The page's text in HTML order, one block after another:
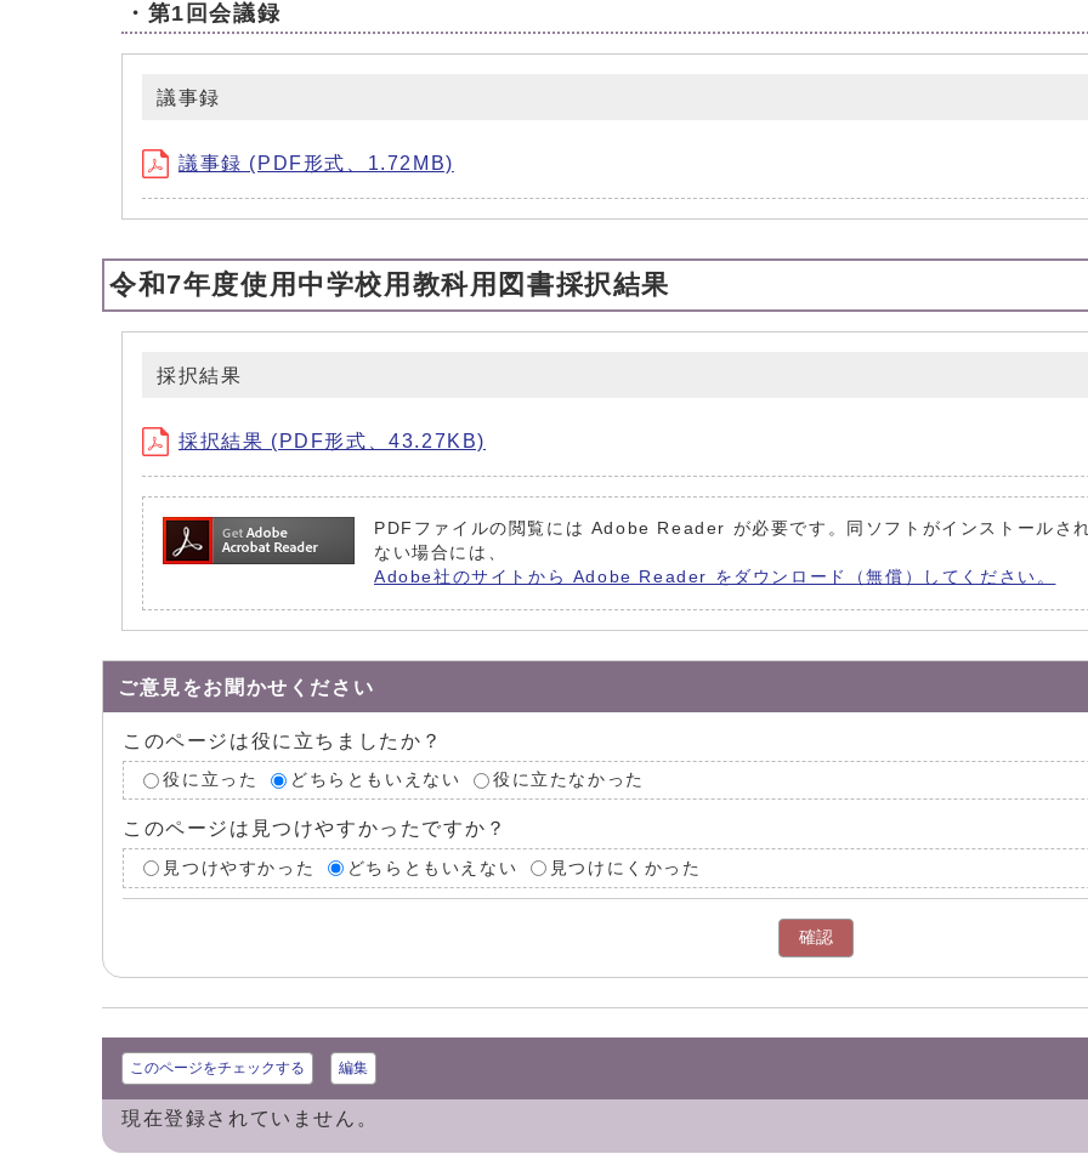
・第1回会議録
議事録
議事録 (PDF形式、1.72MB)
令和7年度使用中学校用教科用図書採択結果
採択結果
採択結果 (PDF形式、43.27KB)
PDFファイルの閲覧には Adobe Reader が必要です。同ソフトがインストールさ
ない場合には、
Adobe社のサイトから Adobe Reader をダウンロード（無償）してください。
ご意見をお聞かせください
このページは役に立ちましたか？
役に立った どちらともいえない 役に立たなかった
このページは見つけやすかったですか？
見つけやすかった どちらともいえない 見つけにくかった
確認
このページをチェックする 編集
現在登録されていません。